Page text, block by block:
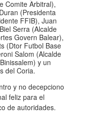
Comite Arbitral),
(Presidenta
FFIB), Juan
Serra (Alcalde
Govern Balear),
(Dtor Futbol Base
Salom (Alcalde
y un
del Coria.
y no decepciono
feliz para el
de autoridades.